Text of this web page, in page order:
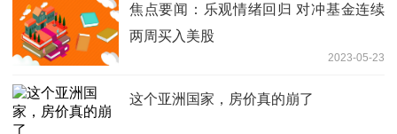
焦点要闻：乐观情绪回归 对冲基金连续
两周买入美股
2023-05-23
这个亚洲国家，房价真的崩了